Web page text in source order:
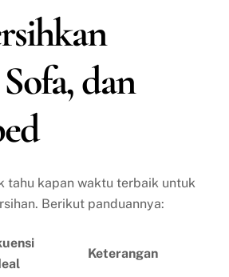
dan
tahu kapan waktu terbaik untuk
Berikut panduannya:
Keterangan